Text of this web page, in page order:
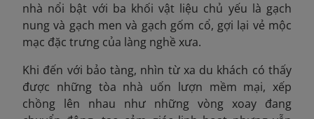
nhà nổi bật với ba khối vật liệu chủ yếu là gạch
nung và gạch men và gạch gốm cổ, gợi lại vẻ mộc
mạc đặc trưng của làng nghề xưa.
Khi đến với bảo tàng, nhìn từ xa du khách có thấy
được những tòa nhà uốn lượn mềm mại, xếp
chồng lên nhau như những vòng xoay đang